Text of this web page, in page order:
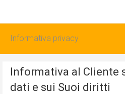
Informativa privacy
Informativa al Cliente
dati e sui Suoi diritti